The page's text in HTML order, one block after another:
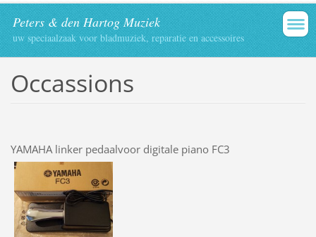
Peters & den Hartog Muziek
uw speciaalzaak voor bladmuziek, reparatie en accessoires
Occassions
YAMAHA linker pedaalvoor digitale piano FC3